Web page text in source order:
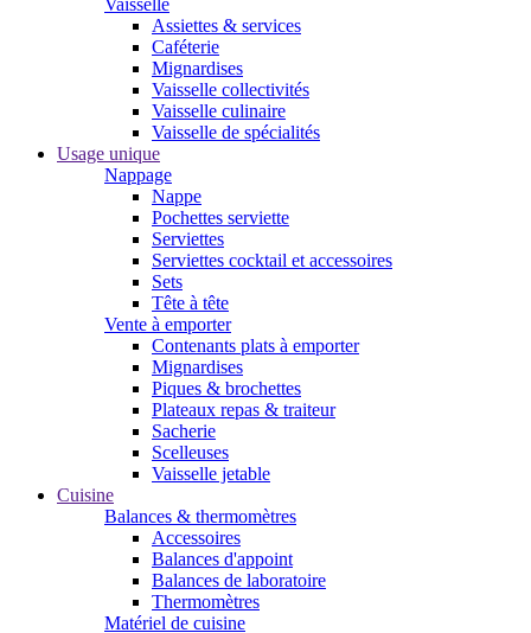
Vaisselle
Assiettes & services
Caféterie
Mignardises
Vaisselle collectivités
Vaisselle culinaire
Vaisselle de spécialités
Usage unique
Nappage
Nappe
Pochettes serviette
Serviettes
Serviettes cocktail et accessoires
Sets
Tête à tête
Vente à emporter
Contenants plats à emporter
Mignardises
Piques & brochettes
Plateaux repas & traiteur
Sacherie
Scelleuses
Vaisselle jetable
Cuisine
Balances & thermomètres
Accessoires
Balances d'appoint
Balances de laboratoire
Thermomètres
Matériel de cuisine